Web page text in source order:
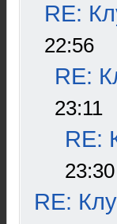
RE:
22:56
RE:
23:11
RE:
23:30
RE: